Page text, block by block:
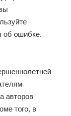
об ошибке.
авторов
того, в